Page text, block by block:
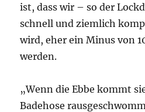
ist, dass wir – so der
schnell und ziemlich
wird, eher ein Minus von
werden.
„Wenn die Ebbe kommt
Badehose